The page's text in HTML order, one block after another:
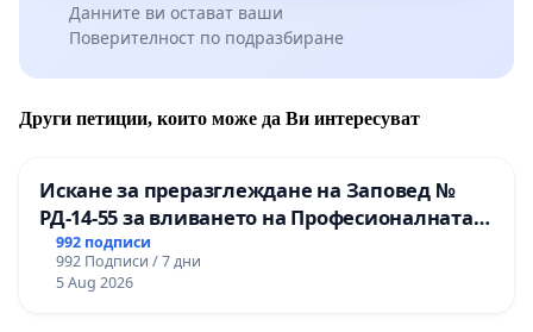
обявяваме всички стъпки и новини.
Присъединете се към каналите ни:
Viber канал:Битката за Марица-изток
Подкрепете националния интерес! Сложете
подписа си!
ВАЖНО!След като попълните и изпратите
Данните ви остават ваши
Поверителност по подразбиране
Други петиции, които може да Ви интересуват
Искане за преразглеждане на Заповед №
РД-14-55 за вливането на Професионалната
гимназия по промишлени технологии в
Професионалната гимназия по икономика и
мениджмънт – гр. Пазарджик
992 подписи
992 Подписи / 7 дни
5 Aug 2026